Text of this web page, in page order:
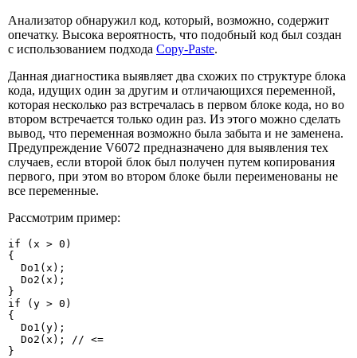
Анализатор обнаружил код, который, возможно, содержит
опечатку. Высока вероятность, что подобный код был создан
с использованием подхода Copy-Paste.
Данная диагностика выявляет два схожих по структуре блока
кода, идущих один за другим и отличающихся переменной,
которая несколько раз встречалась в первом блоке кода, но во
втором встречается только один раз. Из этого можно сделать
вывод, что переменная возможно была забыта и не заменена.
Предупреждение V6072 предназначено для выявления тех
случаев, если второй блок был получен путем копирования
первого, при этом во втором блоке были переименованы не
все переменные.
Рассмотрим пример:
if (x > 0)
{
  Do1(x);
  Do2(x);
}
if (y > 0)
{
  Do1(y);
  Do2(x); // <=
}